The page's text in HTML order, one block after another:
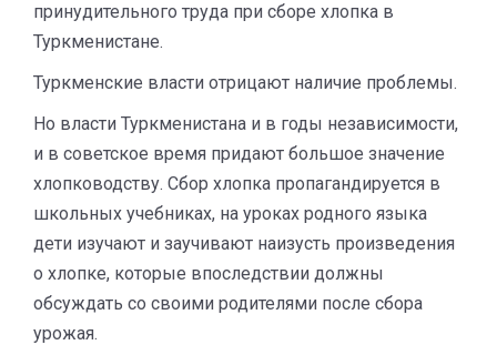
принудительного труда при сборе хлопка в
Туркменистане.
Туркменские власти отрицают наличие проблемы.
Но власти Туркменистана и в годы независимости,
и в советское время придают большое значение
хлопководству. Сбор хлопка пропагандируется в
школьных учебниках, на уроках родного языка
дети изучают и заучивают наизусть произведения
о хлопке, которые впоследствии должны
обсуждать со своими родителями после сбора
урожая.